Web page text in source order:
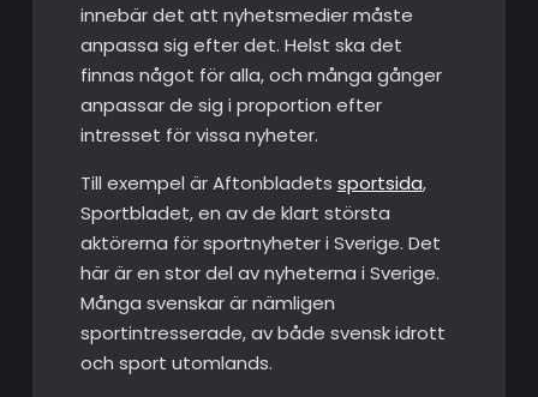
innebär det att nyhetsmedier måste
anpassa sig efter det. Helst ska det
finnas något för alla, och många gånger
anpassar de sig i proportion efter
intresset för vissa nyheter.
Till exempel är Aftonbladets sportsida,
Sportbladet, en av de klart största
aktörerna för sportnyheter i Sverige. Det
här är en stor del av nyheterna i Sverige.
Många svenskar är nämligen
sportintresserade, av både svensk idrott
och sport utomlands.